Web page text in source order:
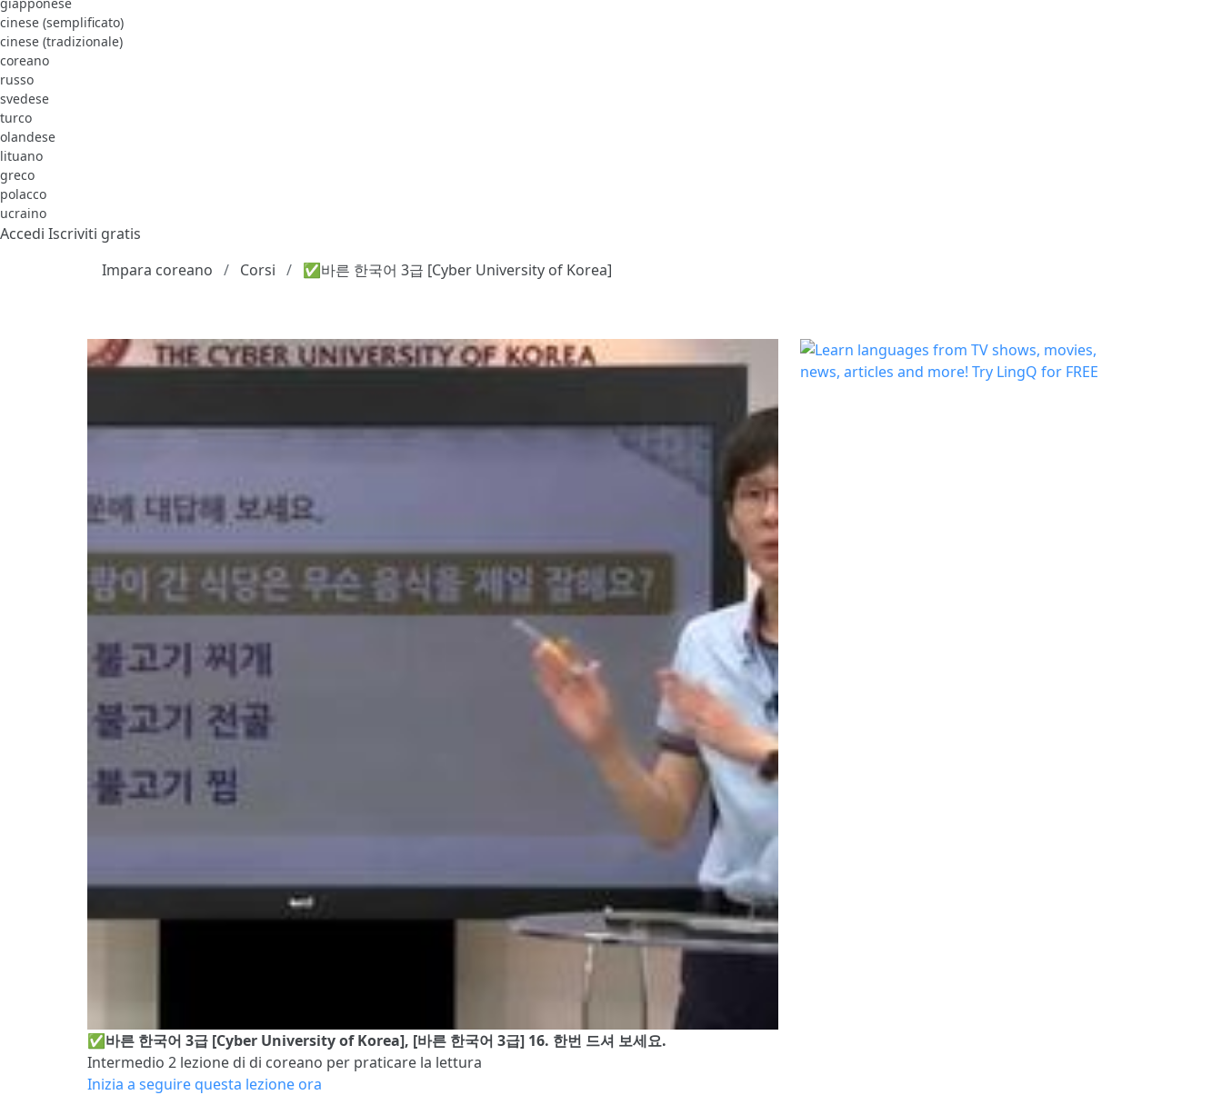
cinese (semplificato)
cinese (tradizionale)
coreano
russo
svedese
turco
olandese
lituano
greco
polacco
ucraino
Accedi Iscriviti gratis
Impara coreano
Corsi ✅바른 한국어 3급 [Cyber University of Korea]
✅바른 한국어 3급 [Cyber University of Korea], [바른 한국어 3급] 16. 한번 드셔 보세요.
Intermedio 2 lezione di di coreano per praticare la lettura
Inizia a seguire questa lezione ora